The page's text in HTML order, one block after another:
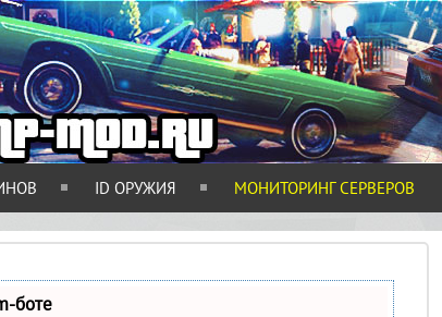
ID ОРУЖИЯ МОНИТОРИНГ СЕРВЕРОВ
боте